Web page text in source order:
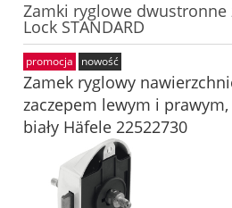
Zamki ryglowe dwustronne
Lock STANDARD
Zamek ryglowy
zaczepem lewym i prawym,
biały Häfele 22522730
promocja nowość